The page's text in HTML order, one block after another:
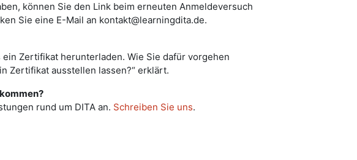
können Sie den Link beim erneuten Anmeldeversuch
Sie eine E-Mail an kontakt@learningdita.de.
Zertifikat herunterladen. Wie Sie dafür vorgehen
Zertifikat ausstellen lassen?“ erklärt.
rund um DITA an. Schreiben Sie uns.